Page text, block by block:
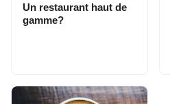
Un restaurant haut de
gamme?